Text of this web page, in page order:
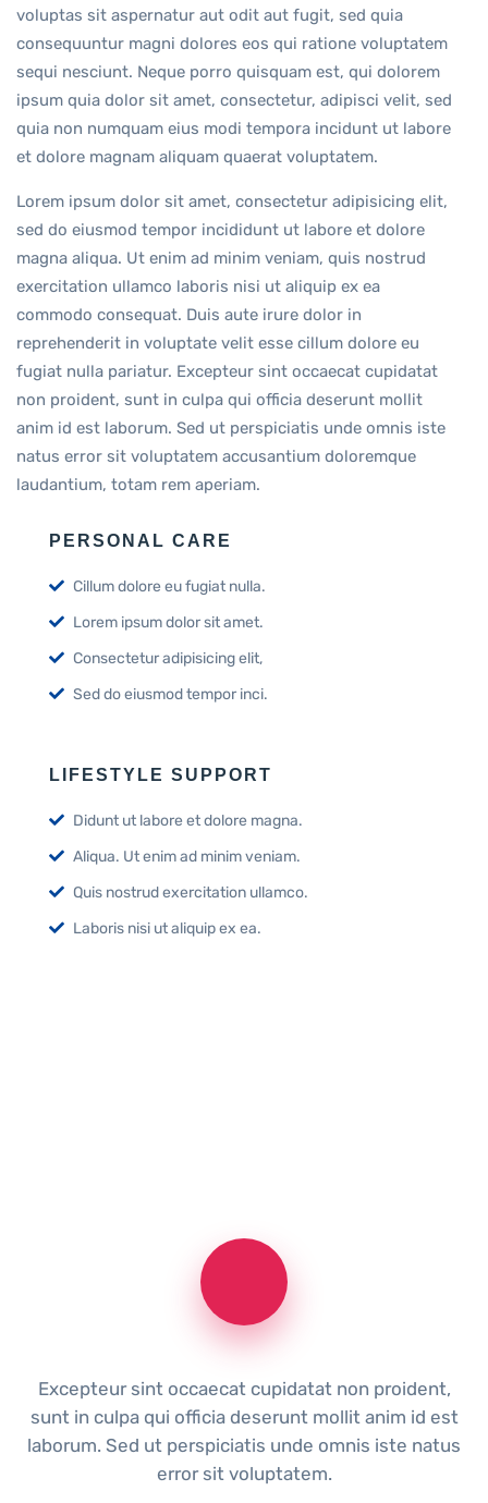
voluptas sit aspernatur aut odit aut fugit, sed quia
consequuntur magni dolores eos qui ratione voluptatem
sequi nesciunt. Neque porro quisquam est, qui dolorem
ipsum quia dolor sit amet, consectetur, adipisci velit, sed
quia non numquam eius modi tempora incidunt ut labore
et dolore magnam aliquam quaerat voluptatem.
Lorem ipsum dolor sit amet, consectetur adipisicing elit,
sed do eiusmod tempor incididunt ut labore et dolore
magna aliqua. Ut enim ad minim veniam, quis nostrud
exercitation ullamco laboris nisi ut aliquip ex ea
commodo consequat. Duis aute irure dolor in
reprehenderit in voluptate velit esse cillum dolore eu
fugiat nulla pariatur. Excepteur sint occaecat cupidatat
non proident, sunt in culpa qui officia deserunt mollit
anim id est laborum. Sed ut perspiciatis unde omnis iste
natus error sit voluptatem accusantium doloremque
laudantium, totam rem aperiam.
PERSONAL CARE
Cillum dolore eu fugiat nulla.
Lorem ipsum dolor sit amet.
Consectetur adipisicing elit,
Sed do eiusmod tempor inci.
LIFESTYLE SUPPORT
Didunt ut labore et dolore magna.
Aliqua. Ut enim ad minim veniam.
Quis nostrud exercitation ullamco.
Laboris nisi ut aliquip ex ea.
Excepteur sint occaecat cupidatat non proident,
sunt in culpa qui officia deserunt mollit anim id est
laborum. Sed ut perspiciatis unde omnis iste natus
error sit voluptatem.